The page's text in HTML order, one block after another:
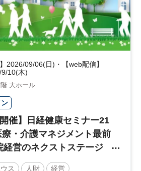
2026/09/06(日)・【web配信】
10(木)
大ホール
催】日経健康セミナー21
・介護マネジメント最前
経営のネクストステージ
その先 AI・DX・人財戦
ス 人財 経営